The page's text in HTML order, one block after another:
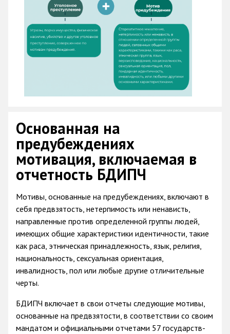
Основанная на
предубеждениях
мотивация, включаемая в
отчетность БДИПЧ
Мотивы, основанные на предубеждениях, включают в
себя предвзятость, нетерпимость или ненависть,
направленные против определенной группы людей,
имеющих общие характеристики идентичности, такие
как раса, этническая принадлежность, язык, религия,
национальность, сексуальная ориентация,
инвалидность, пол или любые другие отличительные
черты.
БДИПЧ включает в свои отчеты следующие мотивы,
основанные на предвзятости, в соответствии со своим
мандатом и официальными отчетами 57 государств-